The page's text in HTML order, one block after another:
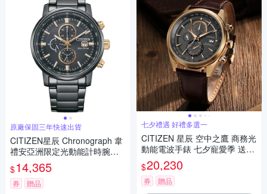
原廠保固三年快速出貨
CITIZEN星辰 Chronograph 韋
禮安亞洲限定光動能計時腕錶/
CA0846-81E 附提袋
$14,365
券 贈品
七夕禮遇 好禮多選一
CITIZEN 星辰 空中之鷹 商務光
動能電波手錶 七夕寵愛季 送禮
推薦 AT8263-10H
$20,230
券 贈品